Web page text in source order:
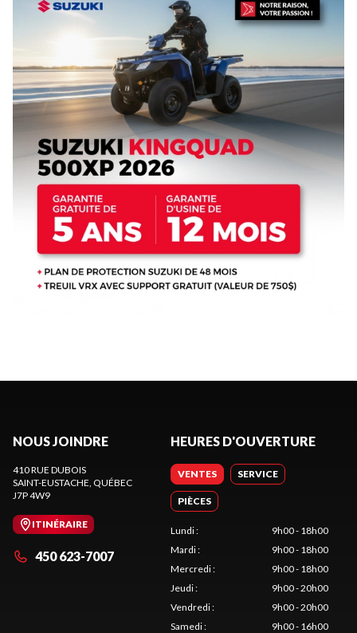
NOUS JOINDRE
410 RUE DUBOIS
SAINT-EUSTACHE, QUÉBEC
J7P 4W9
ITINÉRAIRE
450 623-7007
HEURES D'OUVERTURE
VENTES SERVICE
PIÈCES
Lundi:
9h00 - 18h00
Mardi:
9h00 - 18h00
Mercredi:
9h00 - 18h00
Jeudi:
9h00 - 20h00
Vendredi:
9h00 - 20h00
Samedi: 9h00 - 16h00